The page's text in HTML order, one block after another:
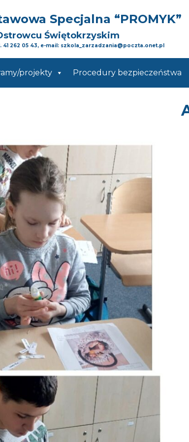
Specjalna “PROMYK”
Świętokrzyskim
41 262 05 43, e-mail: szkola_zarzadzania@poczta.onet.pl
projekty Procedury bezpieczeństwa